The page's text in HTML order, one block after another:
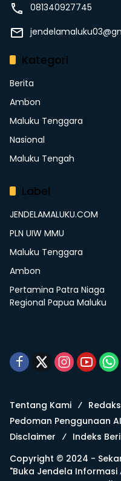
081340927745
Kategori
Berita
Ambon
Maluku Tenggara
Nasional
Maluku Tengah
Label
JENDELAMALUKU.COM
PLN UIW MMU
Maluku Tenggara
Ambon
Pertamina Patra Niaga
Regional Papua Maluku
Tentang Kami
Pedoman Penggunaan AI
Disclaimer
Indeks
Copyright © 2024 -
"Buka Jendela Informasi